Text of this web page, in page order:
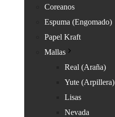
Coreanos
Espuma (Engomado)
Papel Kraft
Mallas
Real (Araña)
Yute (Arpillera)
Lisas
Nevada